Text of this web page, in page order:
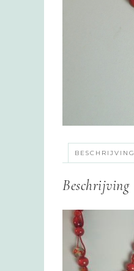
BESCHRIJVING
Beschrijving